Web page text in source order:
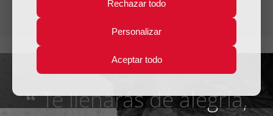
Rechazar todo
Personalizar
Aceptar todo
“Te llenarás de alegría,